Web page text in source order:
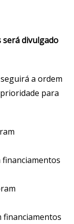
será divulgado
a ordem
para
financiamentos